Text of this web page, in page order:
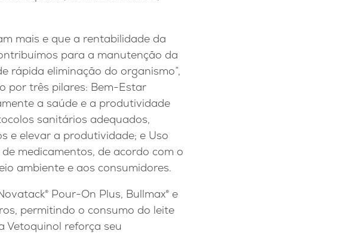
mais e que a rentabilidade da
para a manutenção da
rápida eliminação do organismo”,
por três pilares: Bem-Estar
a saúde e a produtividade
sanitários adequados,
e elevar a produtividade; e Uso
medicamentos, de acordo com o
ambiente e aos consumidores.
Pour-On Plus, Bullmax® e
permitindo o consumo do leite
Vetoquinol reforça seu